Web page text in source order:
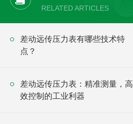
RELATED ARTICLES
差动远传压力表有哪些技术特
点？
差动远传压力表：精准测量，高
效控制的工业利器